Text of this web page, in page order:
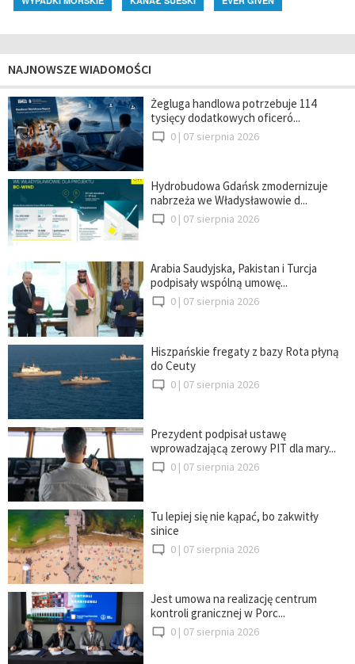
NAJNOWSZE WIADOMOŚCI
Żegluga handlowa potrzebuje 114
tysięcy dodatkowych oficeró...
0 | 07 sierpnia 2026
Hydrobudowa Gdańsk zmodernizuje
nabrzeża we Władysławowie d...
0 | 07 sierpnia 2026
Arabia Saudyjska, Pakistan i Turcja
podpisały wspólną umowę...
0 | 07 sierpnia 2026
Hiszpańskie fregaty z bazy Rota płyną
do Ceuty
0 | 07 sierpnia 2026
Prezydent podpisał ustawę
wprowadzającą zerowy PIT dla mary...
0 | 07 sierpnia 2026
Tu lepiej się nie kąpać, bo zakwitły
sinice
0 | 07 sierpnia 2026
Jest umowa na realizację centrum
kontroli granicznej w Porc...
0 | 07 sierpnia 2026